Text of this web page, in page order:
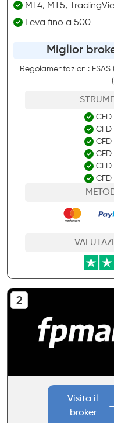
MT4, MT5,
Leva fino a 500
Miglior
Regolamentazioni: FSAS
CFD
CFD
CFD
CFD
CFD
Visita il
broker